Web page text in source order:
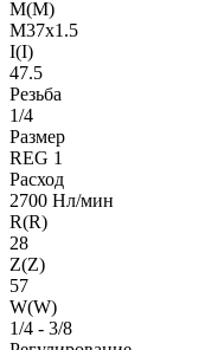
M(M)
M37x1.5
I(I)
47.5
Резьба
1/4
Размер
REG 1
Расход
2700 Нл/мин
R(R)
28
Z(Z)
57
W(W)
1/4 - 3/8